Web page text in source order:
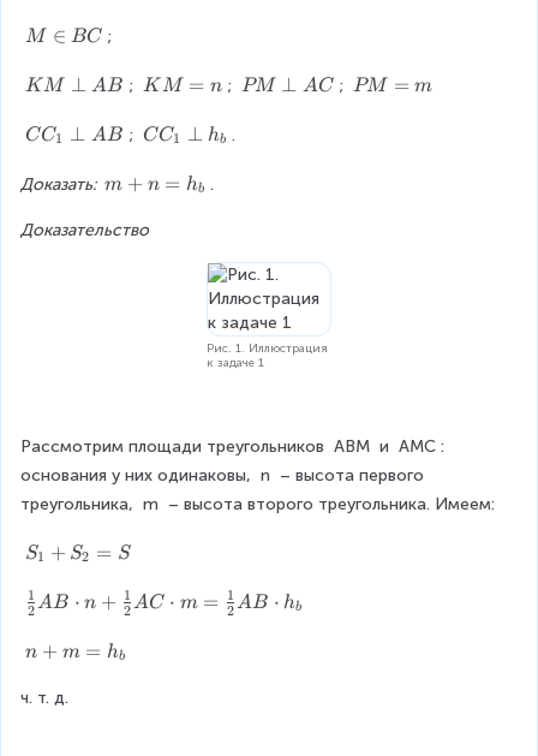
=
C
M
n
C
M ∈ BC ;
K
\
er
A
KM ⊥ AB ; K
=
KM = n ; P
PM ⊥ AC ; P
PM = m
C
_
\
CC1 ⊥ AB ; C
_
\
CC1 ⊥ hb .
Доказать: m
n
m + n = hb .
Доказательство
Рис. 1. Иллюстрация
к задаче 1
Рассмотрим площади треугольников ABM и AMC :
основания у них одинаковы, n – высота первого
треугольника, m – высота второго треугольника. Имеем:
S
1
S
2
S1 + S2 = S
\f
a
{
2
1 AB ⋅ n + 2
1 AC ⋅ m = 2
1 AB ⋅ hb
n
m
n + m = hb
ч. т. д.